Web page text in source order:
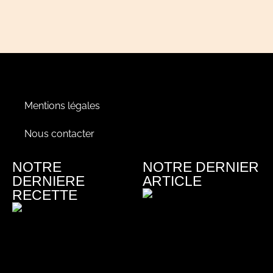
Mentions légales
Nous contacter
NOTRE
DERNIERE
RECETTE
NOTRE DERNIER
ARTICLE